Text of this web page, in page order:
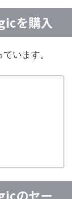
を購入
ています。
のセー